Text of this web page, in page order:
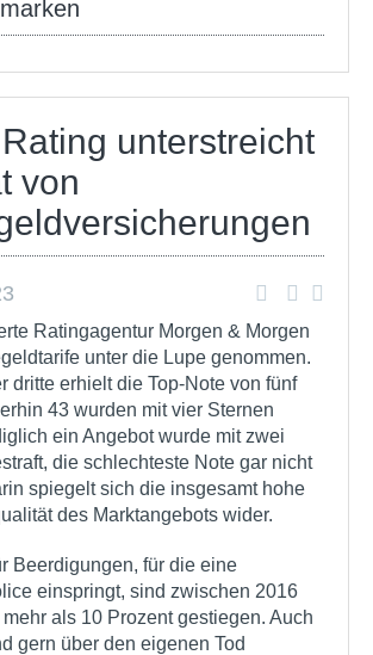
unterstreicht
von
Ratingagentur Morgen & Morgen
unter die Lupe genommen.
dritte erhielt die Top-Note von fünf
43 wurden mit vier Sternen
ein Angebot wurde mit zwei
die schlechteste Note gar nicht
spiegelt sich die insgesamt hohe
des Marktangebots wider.
Beerdigungen, für die eine
einspringt, sind zwischen 2016
als 10 Prozent gestiegen. Auch
gern über den eigenen Tod